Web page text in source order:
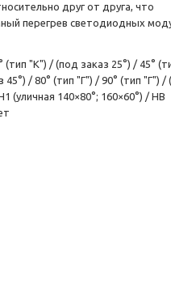
друг от друга, что
перегрев светодиодных
(тип "K") / (под заказ 25°) / 45°
/ 80° (тип "Г") / 90° (тип "Г") /
(уличная 140×80°; 160×60°) / HB